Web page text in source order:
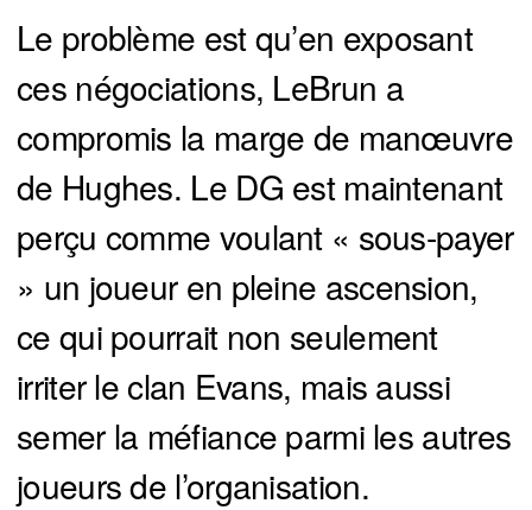
Le problème est qu’en exposant
ces négociations, LeBrun a
compromis la marge de manœuvre
de Hughes. Le DG est maintenant
perçu comme voulant « sous-payer
» un joueur en pleine ascension,
ce qui pourrait non seulement
irriter le clan Evans, mais aussi
semer la méfiance parmi les autres
joueurs de l’organisation.